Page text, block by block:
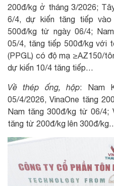
200đ/kg ở tháng 3/2026;
6/4, dự kiến tăng tiếp
500đ/kg từ ngày 06/4;
05/4, tăng tiếp 500đ/kg với
(PPGL) có độ mạ ≥AZ150/
dự kiến 10/4 tăng tiếp…
Về thép ống, hộp: Nam
05/4/2026, VinaOne tăng
Nam tăng 300đ/kg từ 06/4;
tăng từ 200đ/kg lên 300đ/